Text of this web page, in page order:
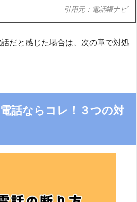
引用元：電話帳ナビ
だと感じた場合は、次の章で対処
話ならコレ！３つの対